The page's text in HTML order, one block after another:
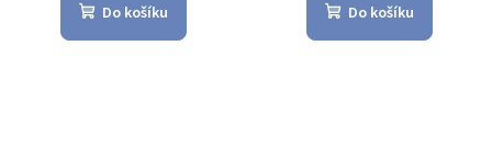
Do košíku Do košíku